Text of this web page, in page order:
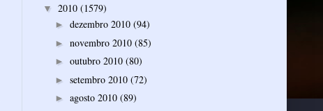
▼ 2010 (1579)
► dezembro 2010 (94)
► novembro 2010 (85)
► outubro 2010 (80)
► setembro 2010 (72)
► agosto 2010 (89)